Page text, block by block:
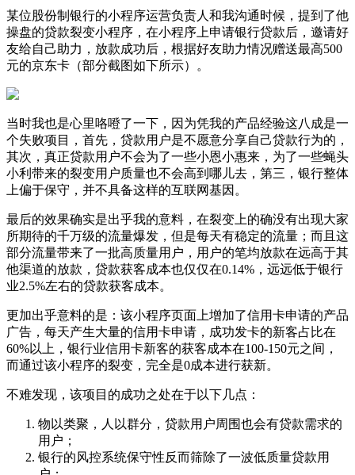
某位股份制银行的小程序运营负责人和我沟通时候，提到了他
操盘的贷款裂变小程序，在小程序上申请银行贷款后，邀请好
友给自己助力，放款成功后，根据好友助力情况赠送最高500
元的京东卡（部分截图如下所示）。
当时我也是心里咯噔了一下，因为凭我的产品经验这八成是一
个失败项目，首先，贷款用户是不愿意分享自己贷款行为的，
其次，真正贷款用户不会为了一些小恩小惠来，为了一些蝇头
小利带来的裂变用户质量也不会高到哪儿去，第三，银行整体
上偏于保守，并不具备这样的互联网基因。
最后的效果确实是出乎我的意料，在裂变上的确没有出现大家
所期待的千万级的流量爆发，但是每天有稳定的流量；而且这
部分流量带来了一批高质量用户，用户的笔均放款在远高于其
他渠道的放款，贷款获客成本也仅仅在0.14%，远远低于银行
业2.5%左右的贷款获客成本。
更加出乎意料的是：该小程序页面上增加了信用卡申请的产品
广告，每天产生大量的信用卡申请，成功发卡的新客占比在
60%以上，银行业信用卡新客的获客成本在100-150元之间，
而通过该小程序的裂变，完全是0成本进行获新。
不难发现，该项目的成功之处在于以下几点：
物以类聚，人以群分，贷款用户周围也会有贷款需求的
用户；
银行的风控系统保守性反而筛除了一波低质量贷款用